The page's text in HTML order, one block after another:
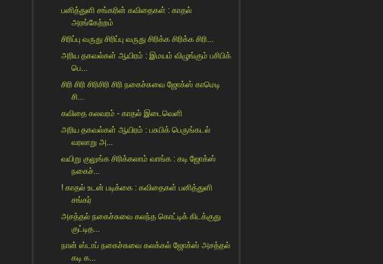
பனித்துளி சங்கரின் கவிதைகள் : காதல்
அரங்கேற்றம்
சிரிப்பு வருது சிரிப்பு வருது சிரிக்க சிரிக்க சிரி...
அரிய தகவல்கள் ஆயிரம் : இமயம் விழுங்கும் பசிபிக்
பெ...
சிரி சிரி சிரிசிரி சிரி நகைச்சுவை ஜோக்ஸ் காமெடி
சி...
கவிதை கலவரம் - காதல் இடைவெளி
அரிய தகவல்கள் ஆயிரம் : பசுபிக் பெருங்கடல்
வரலாறு அ...
வயிறு குலுங்க சிரிக்கலாம் வாங்க : கடி ஜோக்ஸ்
நகைச்...
! காதல் உடன் படிக்கை : கவிதைகள் பனித்துளி
சங்கர்
அசத்தல் நகைச்சுவை கலந்த கொட்டிக் கிடக்குது
குட்டித...
நான் ஸ்டாப் நகைச்சுவை கலக்கல் ஜோக்ஸ் அசத்தல்
கடி க...